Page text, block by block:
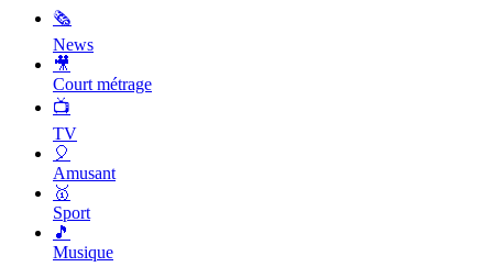
🗞
News
🎥
Court métrage
📺
TV
🎈
Amusant
🥇
Sport
🎵
Musique